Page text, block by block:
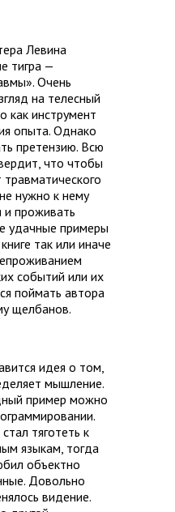
Левина
тигра —
Очень
на телесный
как инструмент
опыта. Однако
претензию. Всю
что чтобы
травматического
нужно к нему
и проживать
удачные примеры
так или иначе
событий или их
поймать автора
щелбанов.
идея о том,
мышление.
пример можно
тяготеть к
языкам, тогда
объектно
Довольно
видение.